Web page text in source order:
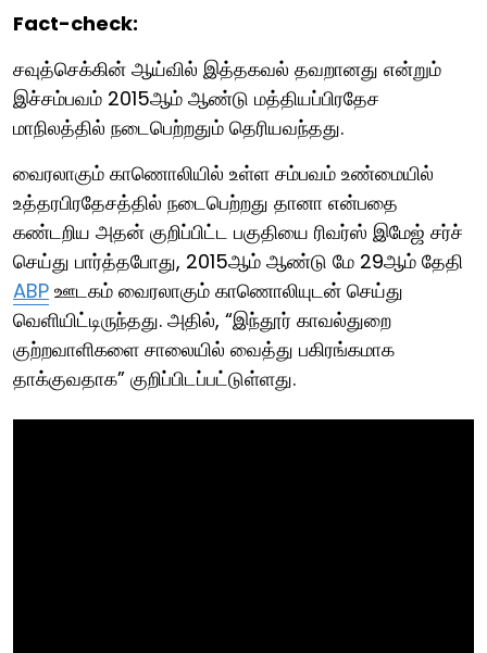
Fact-check:
சவுத்செக்கின் ஆய்வில் இத்தகவல் தவறானது என்றும்
இச்சம்பவம் 2015ஆம் ஆண்டு மத்தியப்பிரதேச
மாநிலத்தில் நடைபெற்றதும் தெரியவந்தது.
வைரலாகும் காணொலியில் உள்ள சம்பவம் உண்மையில்
உத்தரபிரதேசத்தில் நடைபெற்றது தானா என்பதை
கண்டறிய அதன் குறிப்பிட்ட பகுதியை ரிவர்ஸ் இமேஜ் சர்ச்
செய்து பார்த்தபோது, 2015ஆம் ஆண்டு மே 29ஆம் தேதி
ABP ஊடகம் வைரலாகும் காணொலியுடன் செய்து
வெளியிட்டிருந்தது. அதில், “இந்தூர் காவல்துறை
குற்றவாளிகளை சாலையில் வைத்து பகிரங்கமாக
தாக்குவதாக” குறிப்பிடப்பட்டுள்ளது.